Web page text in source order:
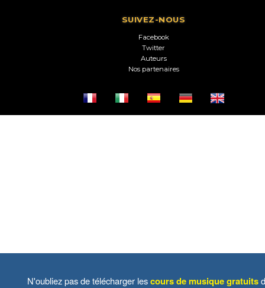
SUIVEZ-NOUS
Facebook
Twitter
Auteurs
Nos partenaires
N'oubliez pas de télécharger lescours de musique gratuits